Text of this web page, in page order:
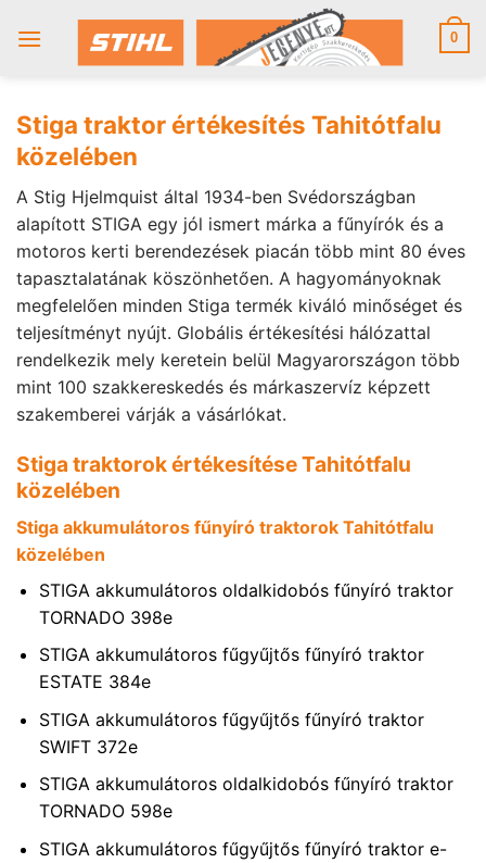
0
Stiga traktor értékesítés Tahitótfalu
közelében
A Stig Hjelmquist által 1934-ben Svédországban
alapított STIGA egy jól ismert márka a fűnyírók és a
motoros kerti berendezések piacán több mint 80 éves
tapasztalatának köszönhetően. A hagyományoknak
megfelelően minden Stiga termék kiváló minőséget és
teljesítményt nyújt. Globális értékesítési hálózattal
rendelkezik mely keretein belül Magyarországon több
mint 100 szakkereskedés és márkaszervíz képzett
szakemberei várják a vásárlókat.
Stiga traktorok értékesítése Tahitótfalu
közelében
Stiga akkumulátoros fűnyíró traktorok Tahitótfalu
közelében
STIGA akkumulátoros oldalkidobós fűnyíró traktor
TORNADO 398e
STIGA akkumulátoros fűgyűjtős fűnyíró traktor
ESTATE 384e
STIGA akkumulátoros fűgyűjtős fűnyíró traktor
SWIFT 372e
STIGA akkumulátoros oldalkidobós fűnyíró traktor
TORNADO 598e
STIGA akkumulátoros fűgyűjtős fűnyíró traktor e-